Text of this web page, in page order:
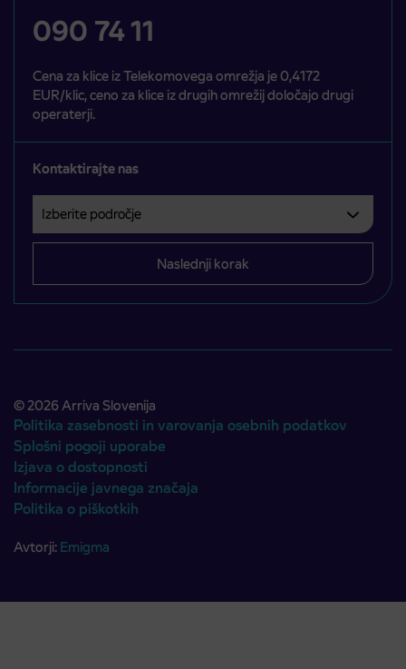
090 74 11
Cena za klice iz Telekomovega omrežja je 0,4172
EUR/klic, ceno za klice iz drugih omrežij določajo drugi
operaterji.
Kontaktirajte nas
Izberite področje
Področje je obvezno izbrati.
Naslednji korak
© 2026 Arriva Slovenija
Politika zasebnosti in varovanja osebnih podatkov
Splošni pogoji uporabe
Izjava o dostopnosti
Informacije javnega značaja
Politika o piškotkih
Avtorji: Emigma